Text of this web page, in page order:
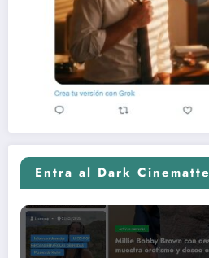
Entra al Dark Cinematte